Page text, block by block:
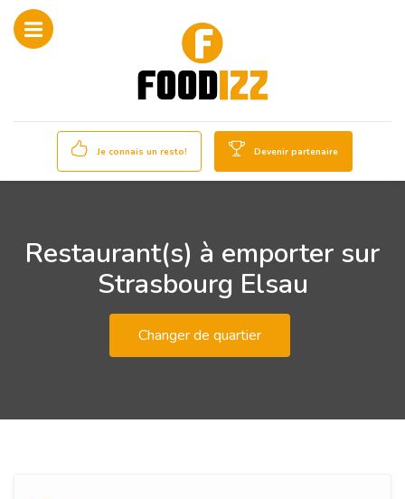
Je connais un resto! Devenir partenaire
Restaurant(s) à emporter sur
Strasbourg Elsau
Changer de quartier